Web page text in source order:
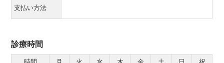
支払い方法
診療時間